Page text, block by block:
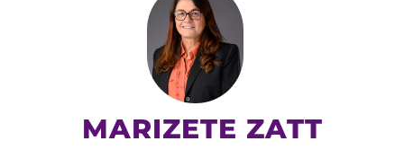
MARIZETE ZATT